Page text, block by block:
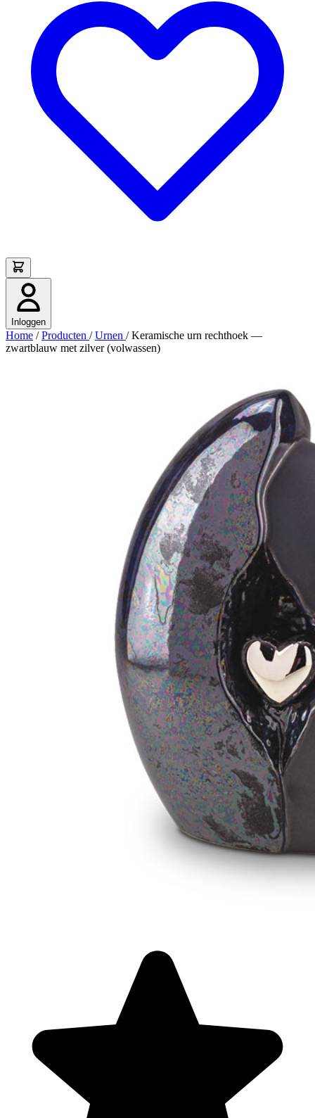
Inloggen
Home / Producten / Urnen / Keramische urn rechthoek —
zwartblauw met zilver (volwassen)